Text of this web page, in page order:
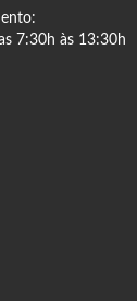
7:30h às 13:30h